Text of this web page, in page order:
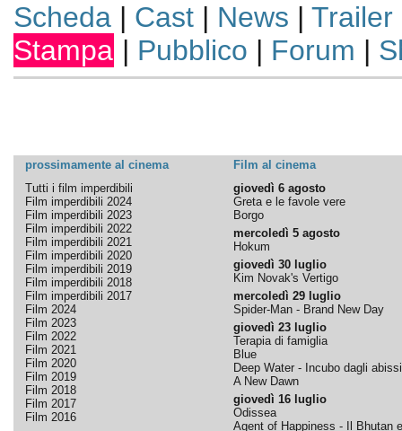
Scheda| Cast| News | Trailer
Stampa | Pubblico | Forum |
prossimamente al cinema
Film al cinema
Tutti i film imperdibili
Film imperdibili 2024
Film imperdibili 2023
Film imperdibili 2022
Film imperdibili 2021
Film imperdibili 2020
Film imperdibili 2019
Film imperdibili 2018
Film imperdibili 2017
Film 2024
Film 2023
Film 2022
Film 2021
Film 2020
Film 2019
Film 2018
Film 2017
Film 2016
giovedì 6 agosto
Greta e le favole vere
Borgo
mercoledì 5 agosto
Hokum
giovedì 30 luglio
Kim Novak's Vertigo
mercoledì 29 luglio
Spider-Man - Brand New Day
giovedì 23 luglio
Terapia di famiglia
Blue
Deep Water - Incubo dagli abissi
A New Dawn
giovedì 16 luglio
Odissea
Agent of Happiness - Il Bhutan